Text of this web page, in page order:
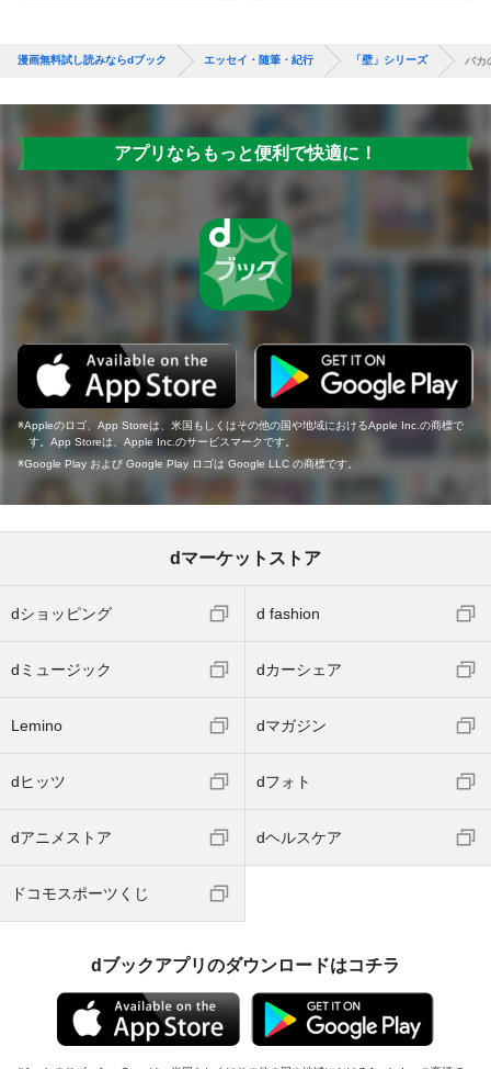
漫画無料試し読みならdブック エッセイ・随筆・紀行 「壁」シリーズ バカ
アプリならもっと便利で快適に！
Appleのロゴ、App Storeは、米国もしくはその他の国や地域におけるApple Inc.の商標で
す。App Storeは、Apple Inc.のサービスマークです。
Google Play および Google Play ロゴは Google LLC の商標です。
dマーケットストア
dショッピング d fashion
dミュージック dカーシェア
Lemino dマガジン
dヒッツ dフォト
dアニメストア dヘルスケア
ドコモスポーツくじ
dブックアプリのダウンロードはコチラ